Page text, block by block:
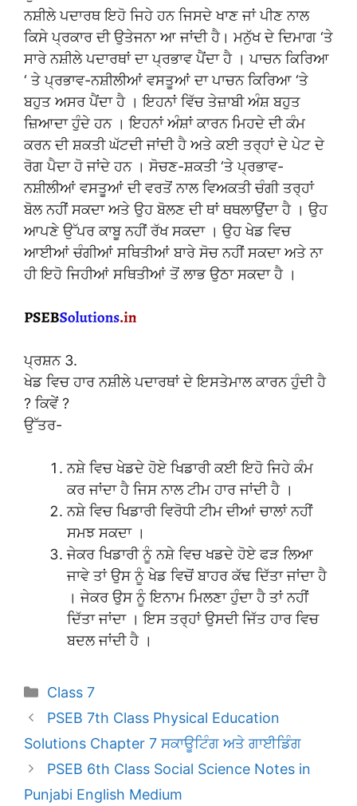
ਨਸ਼ੀਲੇ ਪਦਾਰਥ ਇਹੋ ਜਿਹੇ ਹਨ ਜਿਸਦੇ ਖਾਣ ਜਾਂ ਪੀਣ ਨਾਲ
ਕਿਸੇ ਪ੍ਰਕਾਰ ਦੀ ਉਤੇਜਨਾ ਆ ਜਾਂਦੀ ਹੈ। ਮਨੁੱਖ ਦੇ ਦਿਮਾਗ ‘ਤੇ
ਸਾਰੇ ਨਸ਼ੀਲੇ ਪਦਾਰਥਾਂ ਦਾ ਪ੍ਰਭਾਵ ਪੈਂਦਾ ਹੈ । ਪਾਚਨ ਕਿਰਿਆ
‘ ਤੇ ਪ੍ਰਭਾਵ-ਨਸ਼ੀਲੀਆਂ ਵਸਤੂਆਂ ਦਾ ਪਾਚਨ ਕਿਰਿਆ ‘ਤੇ
ਬਹੁਤ ਅਸਰ ਪੈਂਦਾ ਹੈ । ਇਹਨਾਂ ਵਿੱਚ ਤੇਜ਼ਾਬੀ ਅੰਸ਼ ਬਹੁਤ
ਜ਼ਿਆਦਾ ਹੁੰਦੇ ਹਨ । ਇਹਨਾਂ ਅੰਸ਼ਾਂ ਕਾਰਨ ਮਿਹਦੇ ਦੀ ਕੰਮ
ਕਰਨ ਦੀ ਸ਼ਕਤੀ ਘੱਟਦੀ ਜਾਂਦੀ ਹੈ ਅਤੇ ਕਈ ਤਰ੍ਹਾਂ ਦੇ ਪੇਟ ਦੇ
ਰੋਗ ਪੈਦਾ ਹੋ ਜਾਂਦੇ ਹਨ । ਸੋਚਣ-ਸ਼ਕਤੀ ‘ਤੇ ਪ੍ਰਭਾਵ-
ਨਸ਼ੀਲੀਆਂ ਵਸਤੂਆਂ ਦੀ ਵਰਤੋਂ ਨਾਲ ਵਿਅਕਤੀ ਚੰਗੀ ਤਰ੍ਹਾਂ
ਬੋਲ ਨਹੀਂ ਸਕਦਾ ਅਤੇ ਉਹ ਬੋਲਣ ਦੀ ਥਾਂ ਥਥਲਾਉਂਦਾ ਹੈ । ਉਹ
ਆਪਣੇ ਉੱਪਰ ਕਾਬੂ ਨਹੀਂ ਰੱਖ ਸਕਦਾ । ਉਹ ਖੇਡ ਵਿਚ
ਆਈਆਂ ਚੰਗੀਆਂ ਸਥਿਤੀਆਂ ਬਾਰੇ ਸੋਚ ਨਹੀਂ ਸਕਦਾ ਅਤੇ ਨਾ
ਹੀ ਇਹੋ ਜਿਹੀਆਂ ਸਥਿਤੀਆਂ ਤੋਂ ਲਾਭ ਉਠਾ ਸਕਦਾ ਹੈ ।
ਪ੍ਰਸ਼ਨ 3.
ਖੇਡ ਵਿਚ ਹਾਰ ਨਸ਼ੀਲੇ ਪਦਾਰਥਾਂ ਦੇ ਇਸਤੇਮਾਲ ਕਾਰਨ ਹੁੰਦੀ ਹੈ
? ਕਿਵੇਂ ?
ਉੱਤਰ-
ਨਸ਼ੇ ਵਿਚ ਖੇਡਦੇ ਹੋਏ ਖਿਡਾਰੀ ਕਈ ਇਹੋ ਜਿਹੇ ਕੰਮ
ਕਰ ਜਾਂਦਾ ਹੈ ਜਿਸ ਨਾਲ ਟੀਮ ਹਾਰ ਜਾਂਦੀ ਹੈ ।
ਨਸ਼ੇ ਵਿਚ ਖਿਡਾਰੀ ਵਿਰੋਧੀ ਟੀਮ ਦੀਆਂ ਚਾਲਾਂ ਨਹੀਂ
ਸਮਝ ਸਕਦਾ ।
ਜੇਕਰ ਖਿਡਾਰੀ ਨੂੰ ਨਸ਼ੇ ਵਿਚ ਖਡਦੇ ਹੋਏ ਫੜ ਲਿਆ
ਜਾਵੇ ਤਾਂ ਉਸ ਨੂੰ ਖੇਡ ਵਿਚੋਂ ਬਾਹਰ ਕੱਢ ਦਿੱਤਾ ਜਾਂਦਾ ਹੈ
। ਜੇਕਰ ਉਸ ਨੂੰ ਇਨਾਮ ਮਿਲਣਾ ਹੁੰਦਾ ਹੈ ਤਾਂ ਨਹੀਂ
ਦਿੱਤਾ ਜਾਂਦਾ । ਇਸ ਤਰ੍ਹਾਂ ਉਸਦੀ ਜਿੱਤ ਹਾਰ ਵਿਚ
ਬਦਲ ਜਾਂਦੀ ਹੈ ।
Categories
Class 7
PSEB 7th Class Physical Education
Solutions Chapter 7 ਸਕਾਊਟਿੰਗ ਅਤੇ ਗਾਈਡਿੰਗ
PSEB 6th Class Social Science Notes in
Punjabi English Medium